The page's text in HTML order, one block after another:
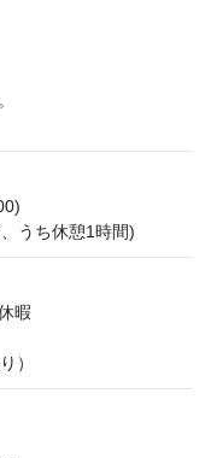
うち休憩1時間)
暇
）